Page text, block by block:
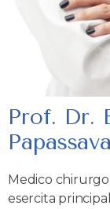
Prof. Dr.
Papassava
Medico
esercita